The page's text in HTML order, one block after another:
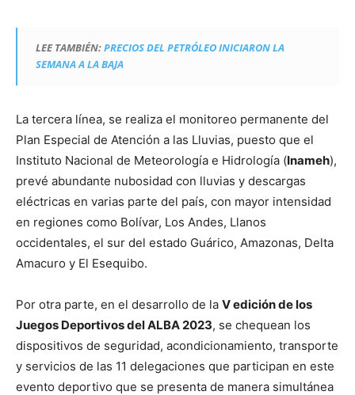
LEE TAMBIÉN:PRECIOS DEL PETRÓLEO INICIARON LA
SEMANA A LA BAJA
La tercera línea, se realiza el monitoreo permanente del
Plan Especial de Atención a las Lluvias, puesto que el
Instituto Nacional de Meteorología e Hidrología (Inameh),
prevé abundante nubosidad con lluvias y descargas
eléctricas en varias parte del país, con mayor intensidad
en regiones como Bolívar, Los Andes, Llanos
occidentales, el sur del estado Guárico, Amazonas, Delta
Amacuro y El Esequibo.
Por otra parte, en el desarrollo de la V edición de los
Juegos Deportivos del ALBA 2023, se chequean los
dispositivos de seguridad, acondicionamiento, transporte
y servicios de las 11 delegaciones que participan en este
evento deportivo que se presenta de manera simultánea